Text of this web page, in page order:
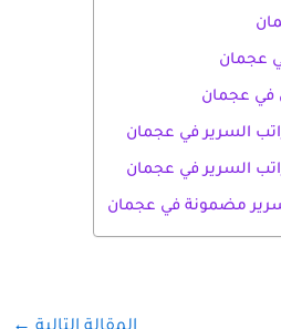
عجمان
في عجمان
السرير في عجمان
السرير في عجمان
مضمونة في عجمان